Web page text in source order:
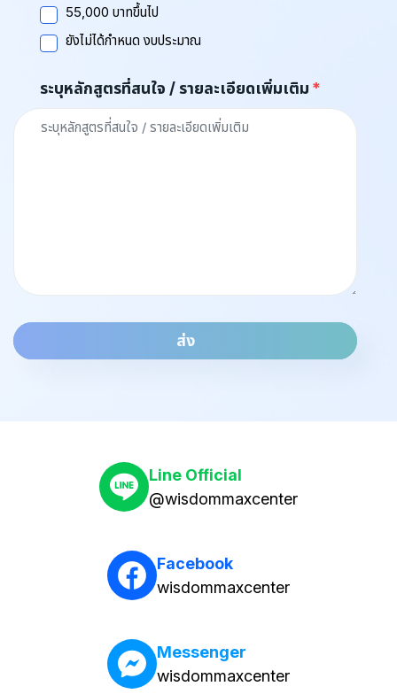
55,000 บาทขึ้นไป
ยังไม่ได้กำหนด งบประมาณ
ระบุหลักสูตรที่สนใจ / รายละเอียดเพิ่มเติม
ส่ง
Line Official
@wisdommaxcenter
Facebook
wisdommaxcenter
Messenger
wisdommaxcenter